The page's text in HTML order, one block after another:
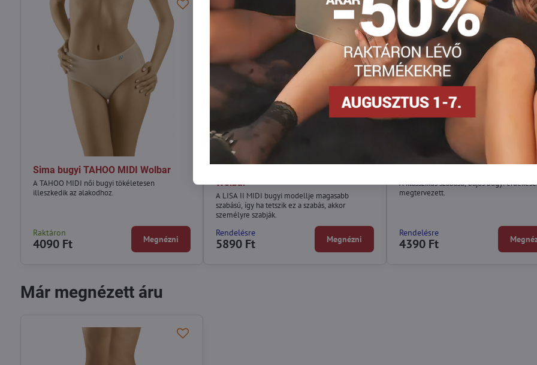
Sima bugyi TAHOO MIDI Wolbar
A TAHOO MIDI női bugyi tökéletesen
illeszkedik az alakodhoz.
Raktáron
4090 Ft Megnézni
Wolbar
A LISA II MIDI bugyi modellje magasabb
szabású, így ha tetszik ez a szabás, akkor
személyre szabják.
Rendelésre
5890 Ft Megnézni
A klasszikus szabású, bájos bugyi
megtervezett.
Rendelésre
4390 Ft
Már megnézett áru